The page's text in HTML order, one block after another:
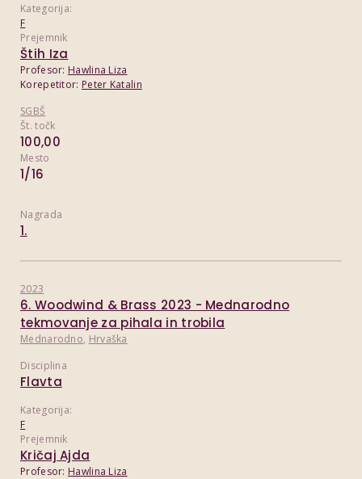
Kategorija:
F
Prejemnik
Štih Iza
Profesor: Hawlina Liza
Korepetitor: Peter Katalin
SGBŠ
Št. točk
100,00
Mesto
1/16
Nagrada
1.
2023
6. Woodwind & Brass 2023 - Mednarodno
tekmovanje za pihala in trobila
Mednarodno, Hrvaška
Disciplina
Flavta
Kategorija:
F
Prejemnik
Kričaj Ajda
Profesor: Hawlina Liza